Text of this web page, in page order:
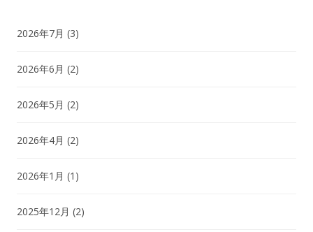
2026年7月 (3)
2026年6月 (2)
2026年5月 (2)
2026年4月 (2)
2026年1月 (1)
2025年12月 (2)